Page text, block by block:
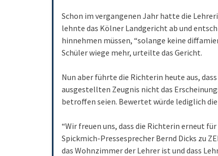
Schon im vergangenen Jahr hatte die
lehnte das Kölner Landgericht ab und
hinnehmen müssen, “solange keine
Schüler wiege mehr, urteilte das Gericht.
Nun aber führte die Richterin heute aus,
ausgestellten Zeugnis nicht das
betroffen seien. Bewertet würde lediglich
“Wir freuen uns, dass die Richterin erneut
Spickmich-Pressesprecher Bernd Dicks zu
das Wohnzimmer der Lehrer ist und dass